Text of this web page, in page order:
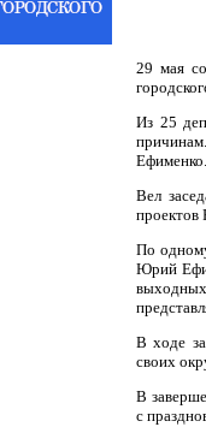
29 мая
Из 25
Ефименко.
Вел
проектов
По
Юрий
выходных
В ходе
своих
В
с